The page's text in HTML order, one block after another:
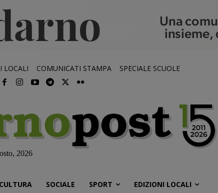
LOCALI COMUNICATI STAMPA SPECIALE SCUOLE
2026
CULTURA SOCIALE SPORT EDIZIONI LOCALI